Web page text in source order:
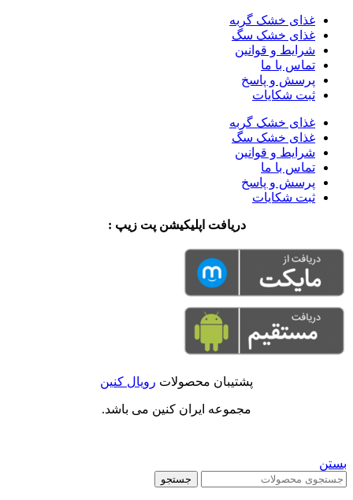
غذای خشک گربه
غذای خشک سگ
شرایط و قوانین
تماس با ما
پرسش و پاسخ
ثبت شکایات
غذای خشک گربه
غذای خشک سگ
شرایط و قوانین
تماس با ما
پرسش و پاسخ
ثبت شکایات
دریافت اپلیکیشن پت زیپ :
پشتیبان محصولات رویال کنین
مجموعه ایران کنین می باشد.
بستن
جستجو